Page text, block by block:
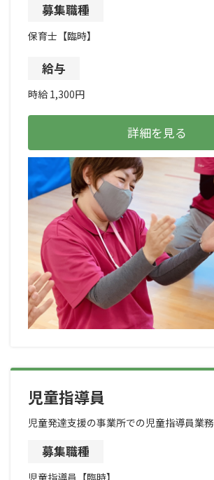
募集職種
保育士【臨時】
給与
時給 1,300円
詳細を見る
児童指導員
児童発達支援の事業所での児童指導員業務
募集職種